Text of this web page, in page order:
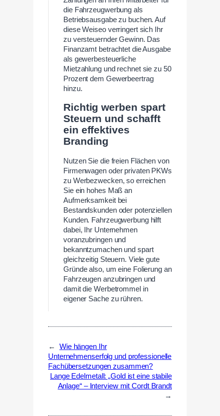
die Fahrzeugwerbung als
Betriebsausgabe zu buchen. Auf
diese Weiseo verringert sich Ihr
zu versteuernder Gewinn. Das
Finanzamt betrachtet die Ausgabe
als gewerbesteuerliche
Mietzahlung und rechnet sie zu 50
Prozent dem Gewerbeertrag
hinzu.
Richtig werben spart
Steuern und schafft
ein effektives
Branding
Nutzen Sie die freien Flächen von
Firmenwagen oder privaten PKWs
zu Werbezwecken, so erreichen
Sie ein hohes Maß an
Aufmerksamkeit bei
Bestandskunden oder potenziellen
Kunden. Fahrzeugwerbung hilft
dabei, Ihr Unternehmen
voranzubringen und
bekanntzumachen und spart
gleichzeitig Steuern. Viele gute
Gründe also, um eine Folierung an
Fahrzeugen anzubringen und
damit die Werbetrommel in
eigener Sache zu rühren.
←
Wie hängen Ihr
Unternehmenserfolg und professionelle
Fachübersetzungen zusammen?
Lange Edelmetall: „Gold ist eine stabile
Anlage“ – Interview mit Cordt Brandt
→